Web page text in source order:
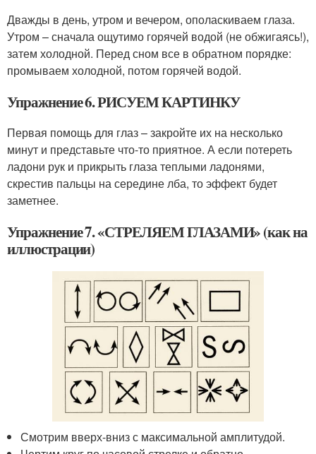
Дважды в день, утром и вечером, ополаскиваем глаза.
Утром – сначала ощутимо горячей водой (не обжигаясь!),
затем холодной. Перед сном все в обратном порядке:
промываем холодной, потом горячей водой.
Упражнение 6. РИСУЕМ КАРТИНКУ
Первая помощь для глаз – закройте их на несколько
минут и представьте что-то приятное. А если потереть
ладони рук и прикрыть глаза теплыми ладонями,
скрестив пальцы на середине лба, то эффект будет
заметнее.
Упражнение 7. «СТРЕЛЯЕМ ГЛАЗАМИ» (как на
иллюстрации)
Смотрим вверх-вниз с максимальной амплитудой.